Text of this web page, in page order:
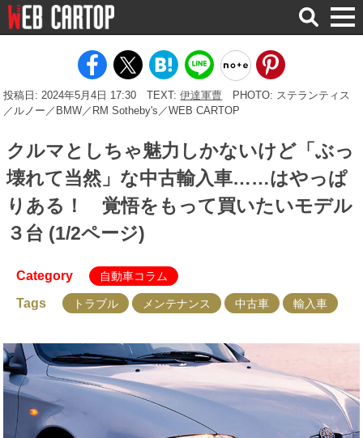
検
索
投稿日: 2024年5月4日 17:30 TEXT:伊達軍曹
PHOTO: ステランティス
／ルノー／BMW／RM Sotheby's／WEB CARTOP
クルマとしちゃ魅力しかないけど「ぶっ
壊れて当然」な中古輸入車……はやっぱ
りある！ 覚悟をもって買いたいモデル
３台 (1/2ページ)
Category 自動車コラム
Tags トラブル メンテナンス 中古車 輸入車